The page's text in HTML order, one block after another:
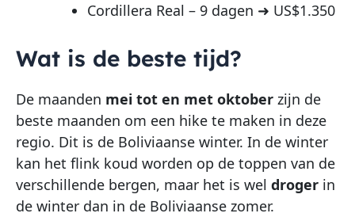
Cordillera Real – 9 dagen ➜ US$1.350
Wat is de beste tijd?
De maanden mei tot en met oktober zijn de
beste maanden om een hike te maken in deze
regio. Dit is de Boliviaanse winter. In de winter
kan het flink koud worden op de toppen van de
verschillende bergen, maar het is wel droger in
de winter dan in de Boliviaanse zomer.